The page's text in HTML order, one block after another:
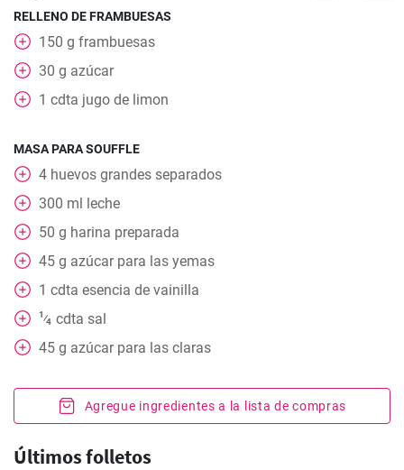
RELLENO DE FRAMBUESAS
150 g frambuesas
30 g azúcar
1 cdta jugo de limon
MASA PARA SOUFFLE
4 huevos grandes separados
300 ml leche
50 g harina preparada
45 g azúcar para las yemas
1 cdta esencia de vainilla
1⁄4 cdta sal
45 g azúcar para las claras
Agregue ingredientes a la lista de compras
Últimos folletos